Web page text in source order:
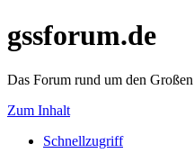
gssforum.de
Das Forum rund um den
Zum Inhalt
Schnellzugriff